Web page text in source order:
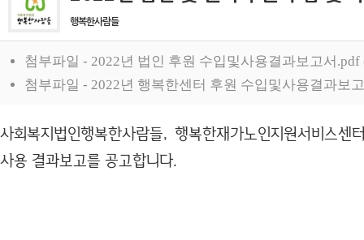
행복한사람들
첨부파일 - 2022년 법인 후원 수입및사용결과보고서
첨부파일 - 2022년 행복한센터 후원 수입및사용결과보
사회복지법인행복한사람들, 행복한재가노인지원서비스
사용 결과보고를 공고합니다.